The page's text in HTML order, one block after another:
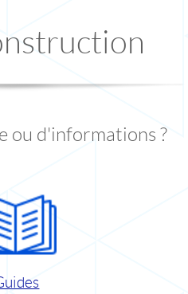
ou d'informations ?